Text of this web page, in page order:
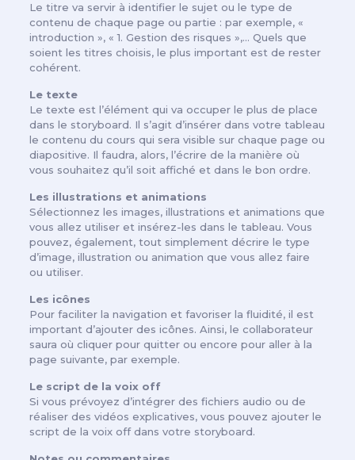
Le titre va servir à identifier le sujet ou le type de
contenu de chaque page ou partie : par exemple, «
introduction », « 1. Gestion des risques »,… Quels que
soient les titres choisis, le plus important est de rester
cohérent.
Le texte
Le texte est l’élément qui va occuper le plus de place
dans le storyboard. Il s’agit d’insérer dans votre tableau
le contenu du cours qui sera visible sur chaque page ou
diapositive. Il faudra, alors, l’écrire de la manière où
vous souhaitez qu’il soit affiché et dans le bon ordre.
Les illustrations et animations
Sélectionnez les images, illustrations et animations que
vous allez utiliser et insérez-les dans le tableau. Vous
pouvez, également, tout simplement décrire le type
d’image, illustration ou animation que vous allez faire
ou utiliser.
Les icônes
Pour faciliter la navigation et favoriser la fluidité, il est
important d’ajouter des icônes. Ainsi, le collaborateur
saura où cliquer pour quitter ou encore pour aller à la
page suivante, par exemple.
Le script de la voix off
Si vous prévoyez d’intégrer des fichiers audio ou de
réaliser des vidéos explicatives, vous pouvez ajouter le
script de la voix off dans votre storyboard.